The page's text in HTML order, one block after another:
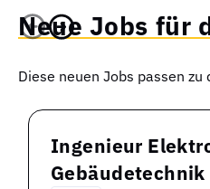
Neue Jobs für
Diese neuen Jobs passen
Ingenieur